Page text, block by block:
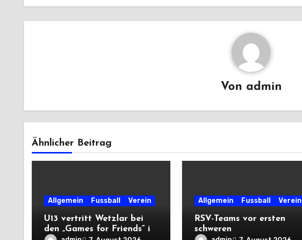
Von admin
Ähnlicher Beitrag
Allgemein Fussball Verein
U13 vertritt Wetzlar bei
den „Games for Friends“ in
Allgemein Fussball Verein
RSV-Teams vor ersten
schweren